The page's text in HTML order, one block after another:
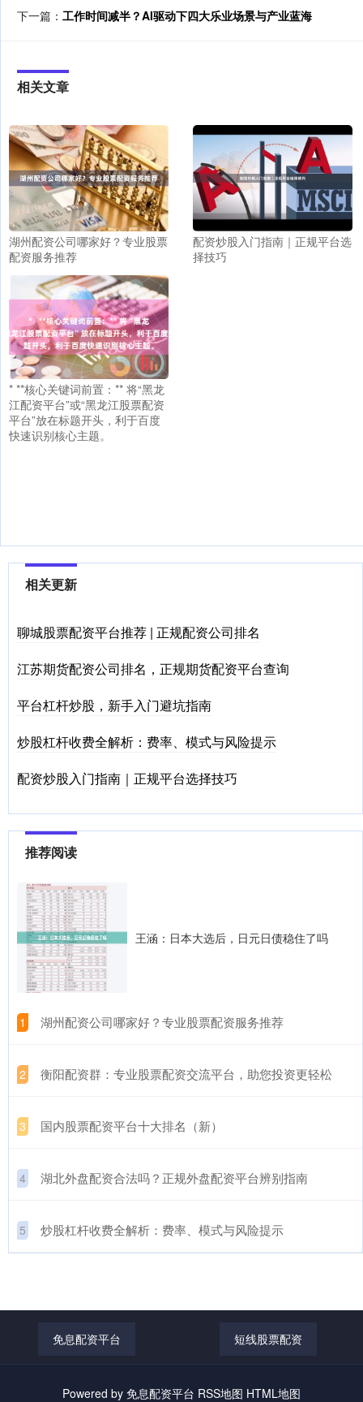
下一篇： 工作时间减半？AI驱动下四大乐业场景与产业蓝海
相关文章
湖州配资公司哪家好？专业股票
配资服务推荐
配资炒股入门指南｜正规平台选
择技巧
* **核心关键词前置：** 将“黑龙
江配资平台”或“黑龙江股票配资
平台”放在标题开头，利于百度
快速识别核心主题。
相关更新
聊城股票配资平台推荐 | 正规配资公司排名
江苏期货配资公司排名，正规期货配资平台查询
平台杠杆炒股，新手入门避坑指南
炒股杠杆收费全解析：费率、模式与风险提示
配资炒股入门指南｜正规平台选择技巧
推荐阅读
王涵：日本大选后，日元日债稳住了吗
1 ​湖州配资公司哪家好？专业股票配资服务推荐
2 ​衡阳配资群：专业股票配资交流平台，助您投资更轻松
3 ​国内股票配资平台十大排名（新）
4 ​湖北外盘配资合法吗？正规外盘配资平台辨别指南
5 ​炒股杠杆收费全解析：费率、模式与风险提示
免息配资平台 短线股票配资
Powered by 免息配资平台 RSS地图 HTML地图